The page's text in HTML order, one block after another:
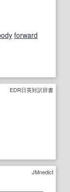
forward
EDR日英対訳辞書
JMnedict